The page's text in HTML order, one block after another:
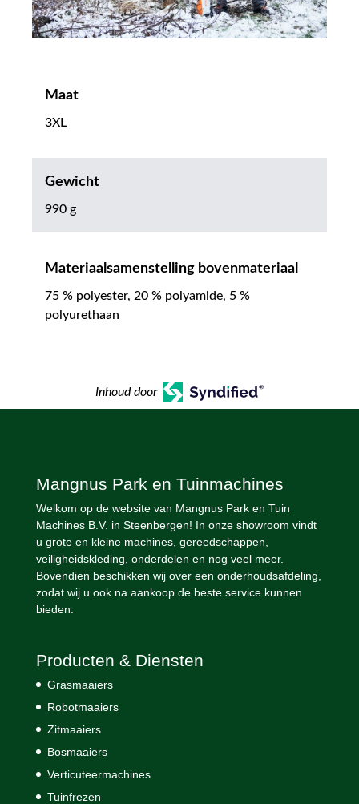
Maat
3XL
Gewicht
990 g
Materiaalsamenstelling bovenmateriaal
75 % polyester, 20 % polyamide, 5 %
polyurethaan
Inhoud door
Mangnus Park en Tuinmachines
Welkom op de website van Mangnus Park en Tuin
Machines B.V. in Steenbergen! In onze showroom vindt
u grote en kleine machines, gereedschappen,
veiligheidskleding, onderdelen en nog veel meer.
Bovendien beschikken wij over een onderhoudsafdeling,
zodat wij u ook na aankoop de beste service kunnen
bieden.
Producten & Diensten
Grasmaaiers
Robotmaaiers
Zitmaaiers
Bosmaaiers
Verticuteermachines
Tuinfrezen